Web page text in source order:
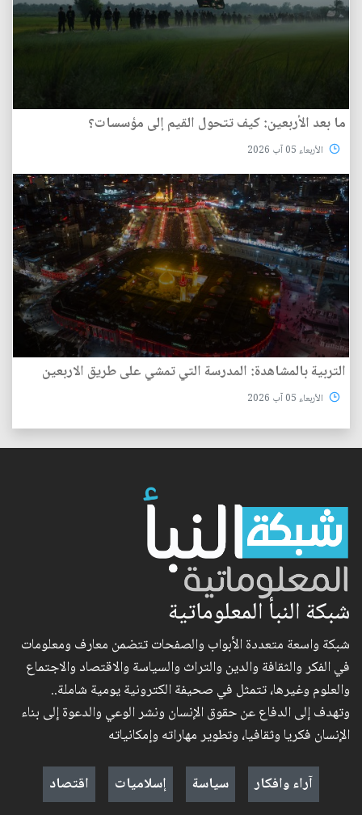
ما بعد الأربعين: كيف تتحول القيم إلى مؤسسات؟
الأربعاء 05 آب 2026
التربية بالمشاهدة: المدرسة التي تمشي على طريق الاربعين
الأربعاء 05 آب 2026
شبكة النبأ المعلوماتية
شبكة واسعة متعددة الأبواب والصفحات تتضمن معارف ومعلومات
في الفكر والثقافة والدين والتراث والسياسة والاقتصاد والاجتماع
والعلوم وغيرها، تتمثل في صحيفة الكترونية يومية شاملة..
وتهدف إلى الدفاع عن حقوق الإنسان ونشر الوعي والدعوة إلى بناء
الإنسان فكريا وثقافيا، وتطوير مهاراته وإمكانياته
آراء وافكار
سياسة إسلاميات اقتصاد